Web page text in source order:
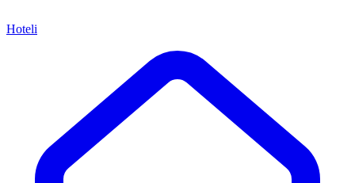
Hoteli